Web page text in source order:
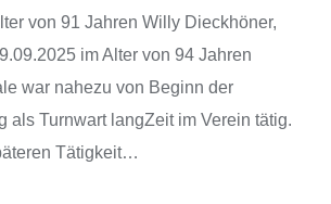
von 91 Jahren Willy Dieckhöner,
im Alter von 94 Jahren
war nahezu von Beginn der
als Turnwart langZeit im Verein tätig.
Tätigkeit…